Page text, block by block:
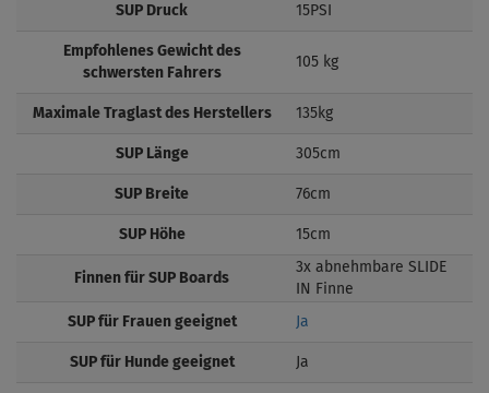
SUP Druck 15PSI
Empfohlenes Gewicht des
schwersten Fahrers
105 kg
Maximale Traglast des Herstellers 135kg
SUP Länge 305cm
SUP Breite 76cm
SUP Höhe 15cm
Finnen für SUP Boards
3x abnehmbare SLIDE
IN Finne
SUP für Frauen geeignet Ja
SUP für Hunde geeignet Ja